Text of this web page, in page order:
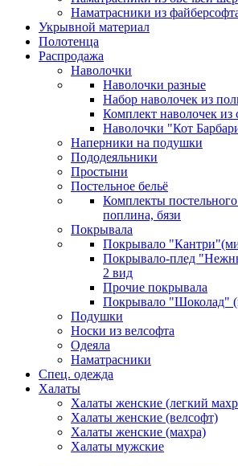
Наматрасники из
Укрывной материал
Полотенца
Распродажа
Наволочки
Наволочки разные
Набор наволочек из
Комплект наволочек
Наволочки "Кот
Наперники на подушки
Пододеяльники
Простыни
Постельное бельё
Комплекты
поплина, бязи
Покрывала
Покрывало
Покрывало-плед
2 вид
Прочие покрывала
Покрывало "Шоколад"
Подушки
Носки из велсофта
Одеяла
Наматрасники
Спец. одежда
Халаты
Халаты женские (легкий
Халаты женские (велсофт)
Халаты женские (махра)
Халаты мужские